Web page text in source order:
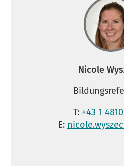
Nicole
T: +43 1
E: